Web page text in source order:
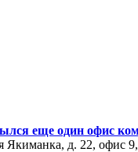
еще один офис
д. 22, офис